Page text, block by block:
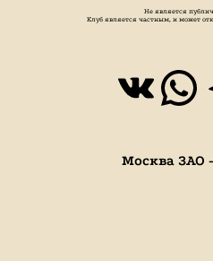
Не является
Клуб является частным, и может
Москва ЗАО